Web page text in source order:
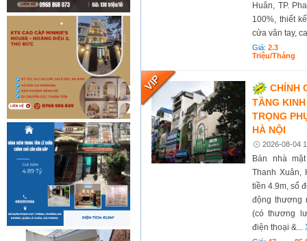
Huân, TP.
100%, thiết
cửa vân tay,
Giá:2.3
Triệu/tháng
CHÍNH
TẦNG
TRỌNG
HÀ NỘI
2026-08-04
Bán nhà
Thanh Xuân,
tiền 4.9m, sổ
động thương
(có thương
điện thoại &...